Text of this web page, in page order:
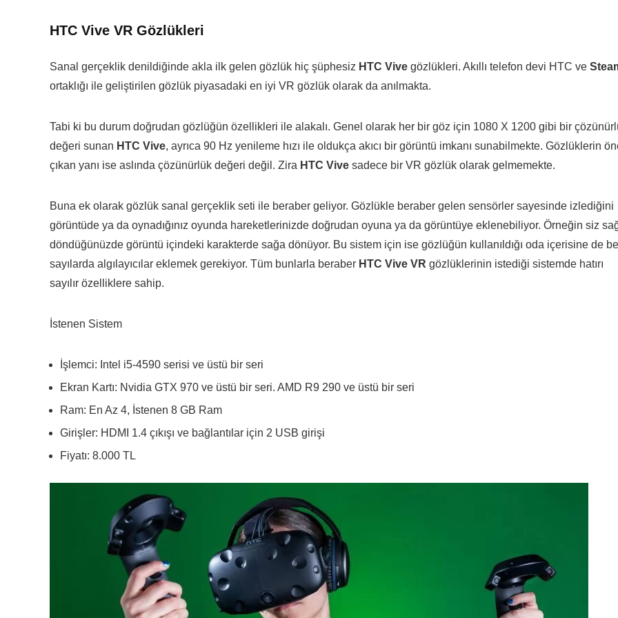
HTC Vive VR Gözlükleri
Sanal gerçeklik denildiğinde akla ilk gelen gözlük hiç şüphesiz HTC Vive gözlükleri. Akıllı telefon devi HTC ve
ortaklığı ile geliştirilen gözlük piyasadaki en iyi VR gözlük olarak da anılmakta.
Tabi ki bu durum doğrudan gözlüğün özellikleri ile alakalı. Genel olarak her bir göz için 1080 X 1200 gibi bir
değeri sunan HTC Vive, ayrıca 90 Hz yenileme hızı ile oldukça akıcı bir görüntü imkanı sunabilmekte. Gözlüklerin
çıkan yanı ise aslında çözünürlük değeri değil. Zira HTC Vive sadece bir VR gözlük olarak gelmemekte.
Buna ek olarak gözlük sanal gerçeklik seti ile beraber geliyor. Gözlükle beraber gelen sensörler sayesinde izlediğini
görüntüde ya da oynadığınız oyunda hareketlerinizde doğrudan oyuna ya da görüntüye eklenebiliyor. Örneğin siz
döndüğünüzde görüntü içindeki karakterde sağa dönüyor. Bu sistem için ise gözlüğün kullanıldığı oda içerisine de
sayılarda algılayıcılar eklemek gerekiyor. Tüm bunlarla beraber HTC Vive VR gözlüklerinin istediği sistemde hatırı
sayılır özelliklere sahip.
İstenen Sistem
İşlemci: Intel i5-4590 serisi ve üstü bir seri
Ekran Kartı: Nvidia GTX 970 ve üstü bir seri. AMD R9 290 ve üstü bir seri
Ram: En Az 4, İstenen 8 GB Ram
Girişler: HDMI 1.4 çıkışı ve bağlantılar için 2 USB girişi
Fiyatı: 8.000 TL